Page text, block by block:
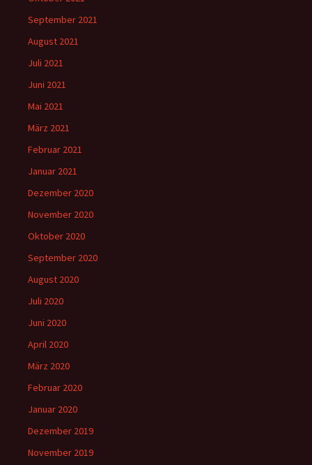
September 2021
August 2021
Juli 2021
Juni 2021
Mai 2021
März 2021
Februar 2021
Januar 2021
Dezember 2020
November 2020
Oktober 2020
September 2020
August 2020
Juli 2020
Juni 2020
April 2020
März 2020
Februar 2020
Januar 2020
Dezember 2019
November 2019